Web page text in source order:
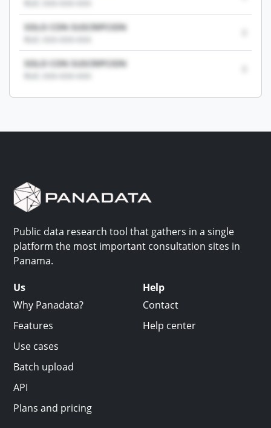
SOLO CON SUSCRIPCION
SOLO CON SUSCRIPCION
Public data research tool that gathers in a single
platform the most important consultation sites in
Panama.
Us
Why Panadata?
Features
Use cases
Batch upload
API
Plans and pricing
Help
Contact
Help center